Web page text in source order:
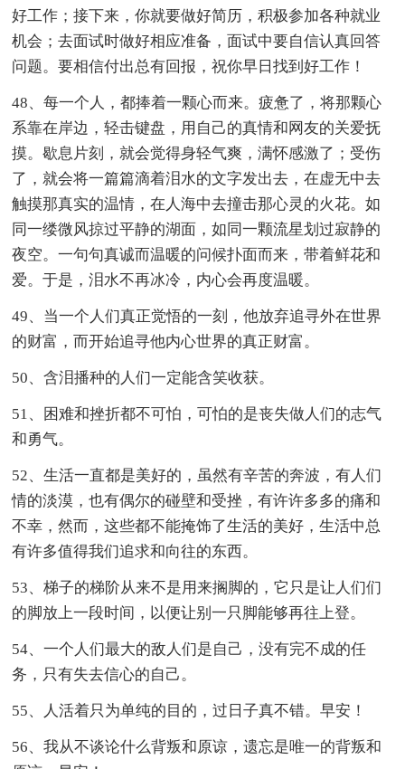
好工作；接下来，你就要做好简历，积极参加各种就业
机会；去面试时做好相应准备，面试中要自信认真回答
问题。要相信付出总有回报，祝你早日找到好工作！
48、每一个人，都捧着一颗心而来。疲惫了，将那颗心
系靠在岸边，轻击键盘，用自己的真情和网友的关爱抚
摸。歇息片刻，就会觉得身轻气爽，满怀感激了；受伤
了，就会将一篇篇滴着泪水的文字发出去，在虚无中去
触摸那真实的温情，在人海中去撞击那心灵的火花。如
同一缕微风掠过平静的湖面，如同一颗流星划过寂静的
夜空。一句句真诚而温暖的问候扑面而来，带着鲜花和
爱。于是，泪水不再冰冷，内心会再度温暖。
49、当一个人们真正觉悟的一刻，他放弃追寻外在世界
的财富，而开始追寻他内心世界的真正财富。
50、含泪播种的人们一定能含笑收获。
51、困难和挫折都不可怕，可怕的是丧失做人们的志气
和勇气。
52、生活一直都是美好的，虽然有辛苦的奔波，有人们
情的淡漠，也有偶尔的碰壁和受挫，有许许多多的痛和
不幸，然而，这些都不能掩饰了生活的美好，生活中总
有许多值得我们追求和向往的东西。
53、梯子的梯阶从来不是用来搁脚的，它只是让人们们
的脚放上一段时间，以便让别一只脚能够再往上登。
54、一个人们最大的敌人们是自己，没有完不成的任
务，只有失去信心的自己。
55、人活着只为单纯的目的，过日子真不错。早安！
56、我从不谈论什么背叛和原谅，遗忘是唯一的背叛和